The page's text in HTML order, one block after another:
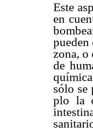
Este
en
pueden
zona, o
de
sólo se
plo la